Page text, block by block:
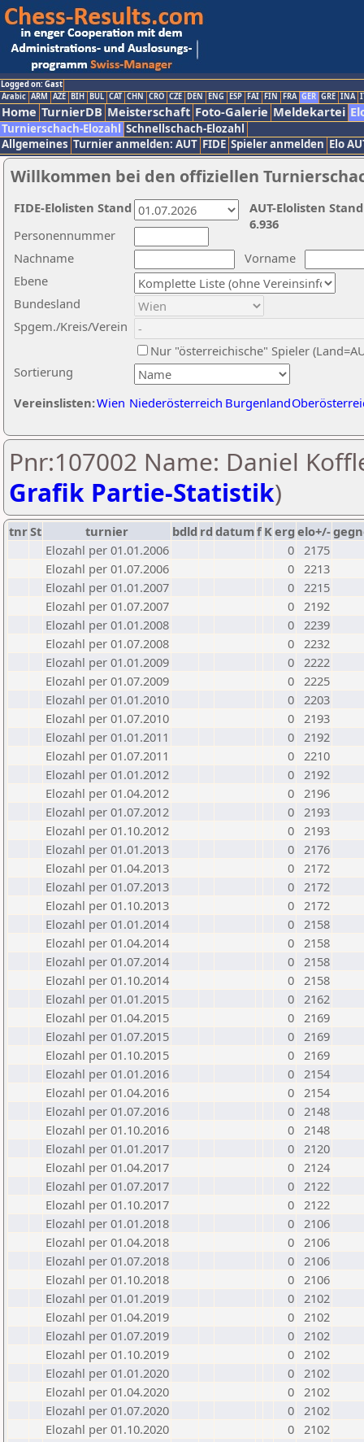
Logged on: Gast
Arabic ARM AZE BIH BUL CAT CHN CRO CZE DEN ENG ESP FAI FIN FRA GER GRE INA
Home TurnierDB Meisterschaft Foto-Galerie Meldekartei
Turnierschach-Elozahl Schnellschach-Elozahl
Allgemeines Turnier anmelden: AUT FIDE Spieler anmelden Elo
Willkommen bei den offiziellen
Nachname
Vorname
Ebene
Sortierung
Personennummer
Bundesland
Spgem./Kreis/Verein
Nur "österreichische" Spieler
Vereinslisten:Wien Niederösterreich Burgenland
AUT-Elolisten
6.936
FIDE-Elolisten Stand
Pnr:107002 Name: Daniel
Grafik Partie-Statistik)
tnrSt turnier bdld rd datumf Kerg elo+/-
Elozahl per 01.01.2006
0 2175
Elozahl per 01.07.2006
0 2213
Elozahl per 01.01.2007
0 2215
Elozahl per 01.07.2007
0 2192
Elozahl per 01.01.2008
0 2239
Elozahl per 01.07.2008
0 2232
Elozahl per 01.01.2009
0 2222
Elozahl per 01.07.2009
0 2225
Elozahl per 01.01.2010
0 2203
Elozahl per 01.07.2010
0 2193
Elozahl per 01.01.2011
0 2192
Elozahl per 01.07.2011
0 2210
Elozahl per 01.01.2012
0 2192
Elozahl per 01.04.2012
0 2196
Elozahl per 01.07.2012
0 2193
Elozahl per 01.10.2012
0 2193
Elozahl per 01.01.2013
0 2176
Elozahl per 01.04.2013
0 2172
Elozahl per 01.07.2013
0 2172
Elozahl per 01.10.2013
0 2172
Elozahl per 01.01.2014
0 2158
Elozahl per 01.04.2014
0 2158
Elozahl per 01.07.2014
0 2158
Elozahl per 01.10.2014
0 2158
Elozahl per 01.01.2015
0 2162
Elozahl per 01.04.2015
0 2169
Elozahl per 01.07.2015
0 2169
Elozahl per 01.10.2015
0 2169
Elozahl per 01.01.2016
0 2154
Elozahl per 01.04.2016
0 2154
Elozahl per 01.07.2016
0 2148
Elozahl per 01.10.2016
0 2148
Elozahl per 01.01.2017
0 2120
Elozahl per 01.04.2017
0 2124
Elozahl per 01.07.2017
0 2122
Elozahl per 01.10.2017
0 2122
Elozahl per 01.01.2018
0 2106
Elozahl per 01.04.2018
0 2106
Elozahl per 01.07.2018
0 2106
Elozahl per 01.10.2018
0 2106
Elozahl per 01.01.2019
0 2102
Elozahl per 01.04.2019
0 2102
Elozahl per 01.07.2019
0 2102
Elozahl per 01.10.2019
0 2102
Elozahl per 01.01.2020
0 2102
Elozahl per 01.04.2020
0 2102
Elozahl per 01.07.2020
0 2102
Elozahl per 01.10.2020
0 2102